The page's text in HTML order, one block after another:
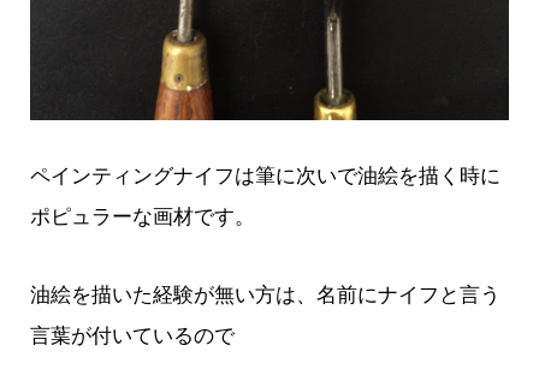
ペインティングナイフは筆に次いで油絵を描く時に
ポピュラーな画材です。
油絵を描いた経験が無い方は、名前にナイフと言う
言葉が付いているので